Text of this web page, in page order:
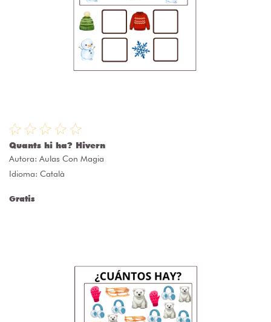
Quants hi ha? Hivern
Autora: Aulas Con Magia
Idioma: Català
Gratis